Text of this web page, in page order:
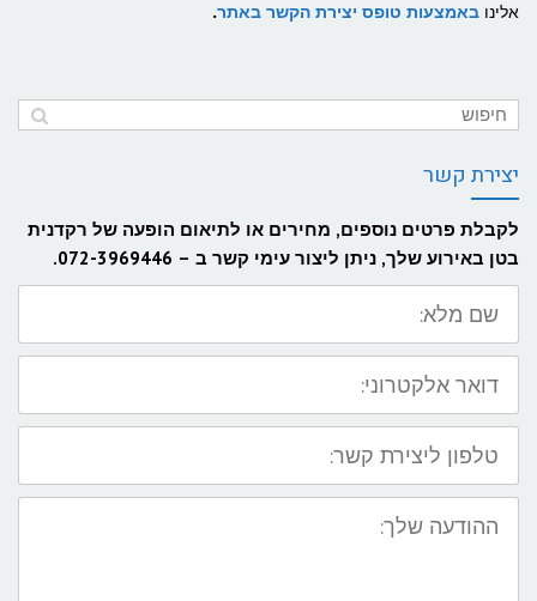
אלינו באמצעות טופס יצירת הקשר באתר.
יצירת קשר
לקבלת פרטים נוספים, מחירים או לתיאום הופעה של רקדנית
בטן באירוע שלך, ניתן ליצור עימי קשר ב – 072-3969446.
שם
מלא:
דואר
אלקטרוני:
טלפון
ליצירת
קשר:
ההודעה
שלך: